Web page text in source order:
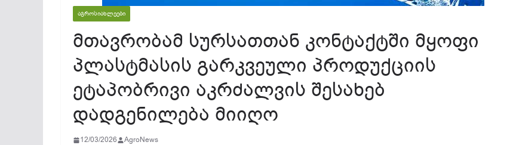
ᲐᲒᲠᲝᲡᲘᲐᲮᲚᲔᲔᲑᲘ
მთავრობამ სურსათთან კონტაქტში მყოფი
პლასტმასის გარკვეული პროდუქციის
ეტაპობრივი აკრძალვის შესახებ
დადგენილება მიიღო
12/03/2026 AgroNews